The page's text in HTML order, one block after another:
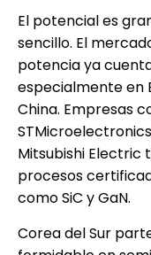
El potencial es
sencillo. El
potencia ya
especialmente en
China. Empresas
Mitsubishi Electric
procesos
como SiC y GaN.
Corea del Sur